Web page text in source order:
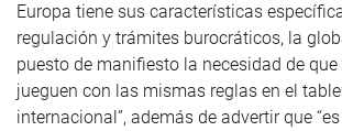
Europa tiene sus características
regulación y trámites burocráticos, la
puesto de manifiesto la necesidad de
jueguen con las mismas reglas en el
internacional”, además de advertir que